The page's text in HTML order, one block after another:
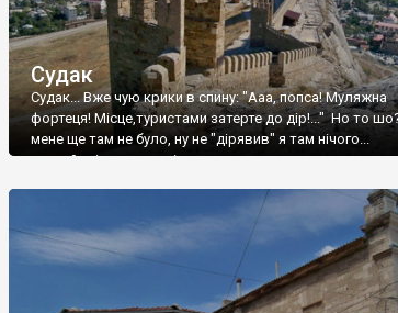
Судак
Судак... Вже чую крики в спину: "Ааа, попса! Муляжна
фортеця! Місце,туристами затерте до дір!..." Но то
мене ще там не було, ну не "дірявив" я там нічого...
принаймні до цього літа.